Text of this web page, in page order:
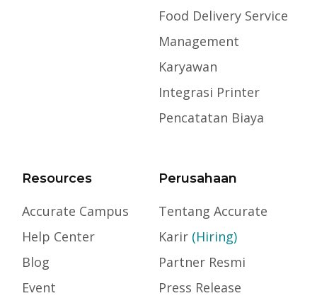
Food Delivery Service
Management
Karyawan
Integrasi Printer
Pencatatan Biaya
Resources
Accurate Campus
Help Center
Blog
Event
Perusahaan
Tentang Accurate
Karir (Hiring)
Partner Resmi
Press Release